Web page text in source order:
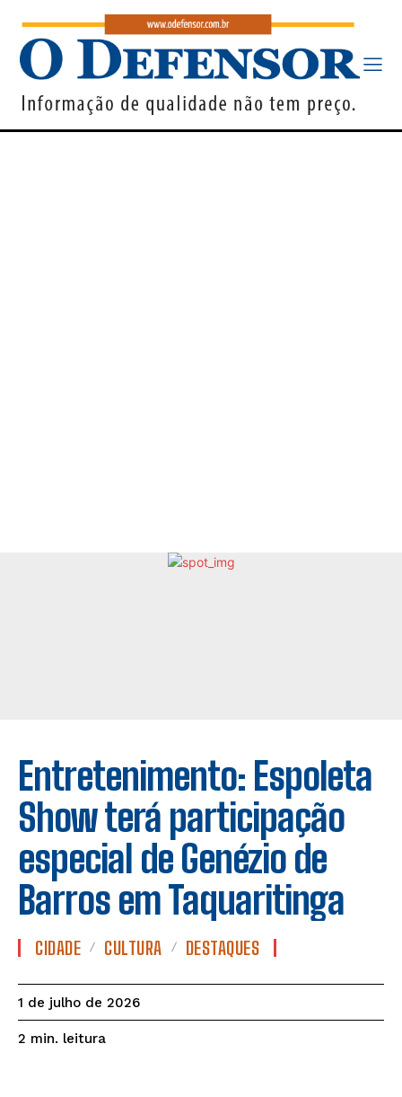
Entretenimento: Espoleta
Show terá participação
especial de Genézio de
Barros em Taquaritinga
CIDADE CULTURA DESTAQUES
1 de julho de 2026
2 min. leitura